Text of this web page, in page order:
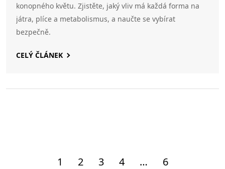
konopného květu. Zjistěte, jaký vliv má každá forma na
játra, plíce a metabolismus, a naučte se vybírat
bezpečně.
CELÝ ČLÁNEK
1 2 3 4 … 6